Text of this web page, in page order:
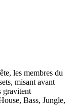
les membres du
misant avant
gravitent
Bass, Jungle,